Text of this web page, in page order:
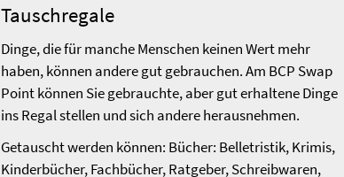
Tauschregale
Dinge, die für manche Menschen keinen Wert mehr
haben, können andere gut gebrauchen. Am BCP Swap
Point können Sie gebrauchte, aber gut erhaltene Dinge
ins Regal stellen und sich andere herausnehmen.
Getauscht werden können: Bücher: Belletristik, Krimis,
Kinderbücher, Fachbücher, Ratgeber, Schreibwaren,